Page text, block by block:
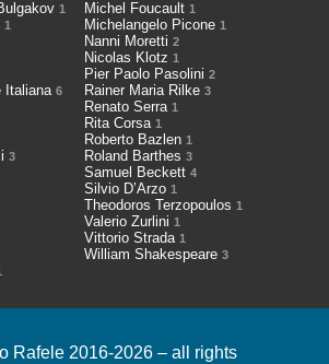
1 Michel Foucault 1
1 Michelangelo Picone 1
Nanni Moretti 2
Nicolas Klotz 1
Pier Paolo Pasolini 2
Italiana 6 Rainer Maria Rilke 3
Renato Serra 1
Rita Corsa 1
Roberto Bazlen 1
3 Roland Barthes 3
Samuel Beckett 4
Silvio D’Arzo 1
Theodoros Terzopoulos 1
Valerio Zurlini 1
Vittorio Strada 1
William Shakespeare 3
Rafele 2016-2026 – all rights